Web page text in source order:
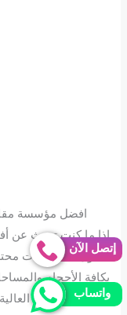
افضل مؤسسة
إذا ما كنت تبحث عن
مقاول مستودعات
بكافة الأحجام
الجودة والكفاءة
إتصل الآن
واتساب